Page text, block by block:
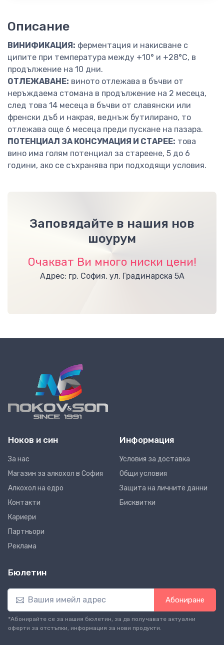
Описание
ВИНИФИКАЦИЯ: ферментация и накисване с
ципите при температура между +10° и +28°C, в
продължение на 10 дни.
ОТЛЕЖАВАНЕ: виното отлежава в бъчви от
неръждаема стомана в продължение на 2 месеца,
след това 14 месеца в бъчви от славянски или
френски дъб и накрая, веднъж бутилирано, то
отлежава още 6 месеца преди пускане на пазара.
ПОТЕНЦИАЛ ЗА КОНСУМАЦИЯ И СТАРЕЕ: това
вино има голям потенциал за стареене, 5 до 6
години, ако се съхранява при подходящи условия.
Заповядайте в нашия нов
шоурум
Очакват Ви много ниски цени!
Адрес: гр. София, ул. Градинарска 5А
Ноков и син
За нас
Магазин за алкохол в София
Алкохол на едро
Контакти
Кариери
Партньори
Реклама
Информация
Условия за доставка
Общи условия
Защита на личните данни
Бисквитки
Бюлетин
Абониране
*Абонирайте се за нашия бюлетин, за да получавате актуални
оферти за отстъпки, информация за нови продукти.